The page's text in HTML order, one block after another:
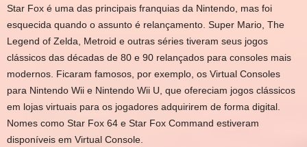
Star Fox é uma das principais franquias da Nintendo, mas foi
esquecida quando o assunto é relançamento. Super Mario, The
Legend of Zelda, Metroid e outras séries tiveram seus jogos
clássicos das décadas de 80 e 90 relançados para consoles mais
modernos. Ficaram famosos, por exemplo, os Virtual Consoles
para Nintendo Wii e Nintendo Wii U, que ofereciam jogos clássicos
em lojas virtuais para os jogadores adquirirem de forma digital.
Nomes como Star Fox 64 e Star Fox Command estiveram
disponíveis em Virtual Console.